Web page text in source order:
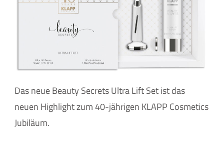
Das neue Beauty Secrets Ultra Lift Set ist das
neuen Highlight zum 40-jährigen KLAPP Cosmetics
Jubiläum.